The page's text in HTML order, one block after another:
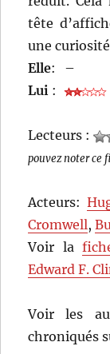
tête
une
Elle:
–
Lui :
Lecteurs :
pouvez noter ce
Acteurs:
Cromwell,
Voir la
Edward F.
Voir les
chroniqués